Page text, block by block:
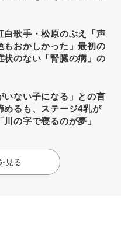
白歌手・松原のぶえ「声
もおかしかった」最初の
状のない「腎臓の病」の
いない子になる」との言
めるも、ステージ4乳が
川の字で寝るのが夢」
見る